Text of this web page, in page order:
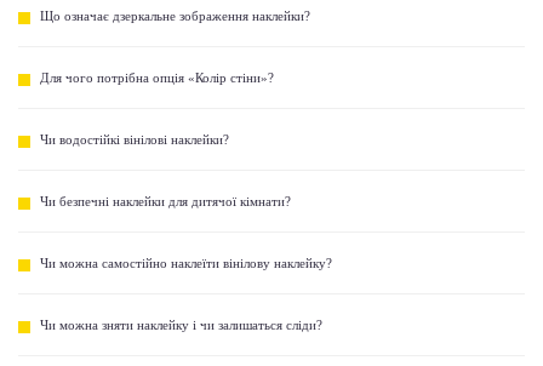
Що означає дзеркальне зображення наклейки?
Для чого потрібна опція «Колір стіни»?
Чи водостійкі вінілові наклейки?
Чи безпечні наклейки для дитячої кімнати?
Чи можна самостійно наклеїти вінілову наклейку?
Чи можна зняти наклейку і чи залишаться сліди?